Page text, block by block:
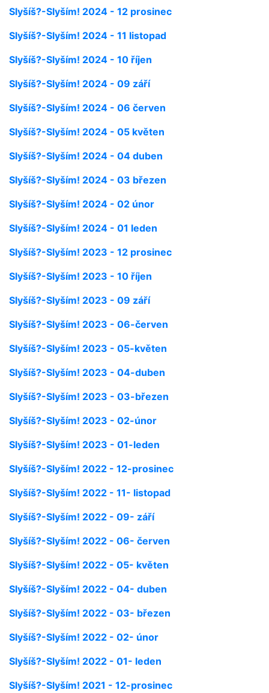
Slyšíš?-Slyším! 2024 - 12 prosinec
Slyšíš?-Slyším! 2024 - 11 listopad
Slyšíš?-Slyším! 2024 - 10 říjen
Slyšíš?-Slyším! 2024 - 09 září
Slyšíš?-Slyším! 2024 - 06 červen
Slyšíš?-Slyším! 2024 - 05 květen
Slyšíš?-Slyším! 2024 - 04 duben
Slyšíš?-Slyším! 2024 - 03 březen
Slyšíš?-Slyším! 2024 - 02 únor
Slyšíš?-Slyším! 2024 - 01 leden
Slyšíš?-Slyším! 2023 - 12 prosinec
Slyšíš?-Slyším! 2023 - 10 říjen
Slyšíš?-Slyším! 2023 - 09 září
Slyšíš?-Slyším! 2023 - 06-červen
Slyšíš?-Slyším! 2023 - 05-květen
Slyšíš?-Slyším! 2023 - 04-duben
Slyšíš?-Slyším! 2023 - 03-březen
Slyšíš?-Slyším! 2023 - 02-únor
Slyšíš?-Slyším! 2023 - 01-leden
Slyšíš?-Slyším! 2022 - 12-prosinec
Slyšíš?-Slyším! 2022 - 11- listopad
Slyšíš?-Slyším! 2022 - 09- září
Slyšíš?-Slyším! 2022 - 06- červen
Slyšíš?-Slyším! 2022 - 05- květen
Slyšíš?-Slyším! 2022 - 04- duben
Slyšíš?-Slyším! 2022 - 03- březen
Slyšíš?-Slyším! 2022 - 02- únor
Slyšíš?-Slyším! 2022 - 01- leden
Slyšíš?-Slyším! 2021 - 12-prosinec